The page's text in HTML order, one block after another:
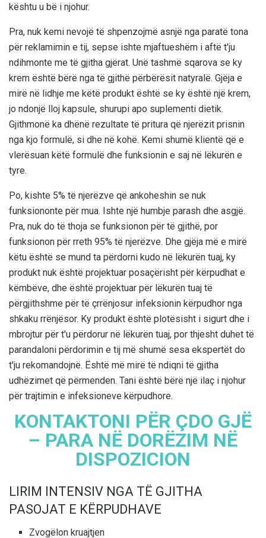
kështu u bë i njohur.
Pra, nuk kemi nevojë të shpenzojmë asnjë nga paratë tona
për reklamimin e tij, sepse ishte mjaftueshëm i aftë t'ju
ndihmonte me të gjitha gjërat. Unë tashmë sqarova se ky
krem ​​është bërë nga të gjithë përbërësit natyralë. Gjëja e
mirë në lidhje me këtë produkt është se ky është një krem,
jo ​​ndonjë lloj kapsule, shurupi apo suplementi dietik.
Gjithmonë ka dhënë rezultate të pritura që njerëzit prisnin
nga kjo formulë, si dhe në kohë. Kemi shumë klientë që e
vlerësuan këtë formulë dhe funksionin e saj në lëkurën e
tyre.
Po, kishte 5% të njerëzve që ankoheshin se nuk
funksiononte për mua. Ishte një humbje parash dhe asgjë.
Pra, nuk do të thoja se funksionon për të gjithë, por
funksionon për rreth 95% të njerëzve. Dhe gjëja më e mirë
këtu është se mund ta përdorni kudo në lëkurën tuaj, ky
produkt nuk është projektuar posaçërisht për kërpudhat e
këmbëve, dhe është projektuar për lëkurën tuaj të
përgjithshme për të çrrënjosur infeksionin kërpudhor nga
shkaku rrënjësor. Ky produkt është plotësisht i sigurt dhe i
mbrojtur për t'u përdorur në lëkurën tuaj, por thjesht duhet të
parandaloni përdorimin e tij më shumë sesa ekspertët do
t'ju rekomandojnë. Është më mirë të ndiqni të gjitha
udhëzimet që përmenden. Tani është bërë një ilaç i njohur
për trajtimin e infeksioneve kërpudhore.
KONTAKTONI PËR ÇDO GJË
– PARA NË DORËZIM NË
DISPOZICION
LIRIM INTENSIV NGA TË GJITHA
PASOJAT E KËRPUDHAVE
Zvogëlon kruajtjen